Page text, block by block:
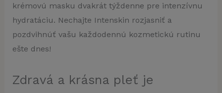
krémovú masku dvakrát týždenne pre intenzívnu
hydratáciu. Nechajte Intenskin rozjasniť a
pozdvihnúť vašu každodennú kozmetickú rutinu
ešte dnes!
Zdravá a krásna pleť je